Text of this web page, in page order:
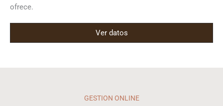
ofrece.
Ver datos
GESTION ONLINE